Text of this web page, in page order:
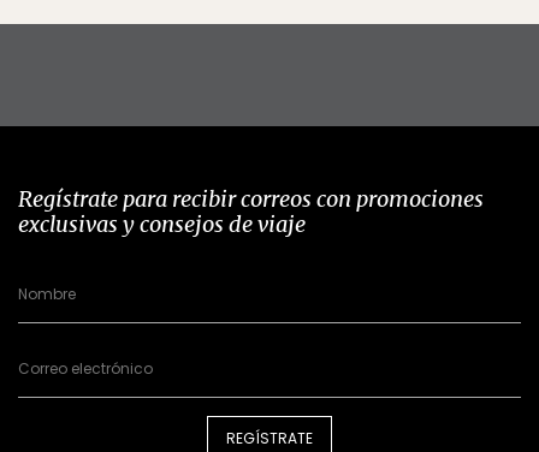
Regístrate para recibir correos con promociones
exclusivas y consejos de viaje
REGÍSTRATE